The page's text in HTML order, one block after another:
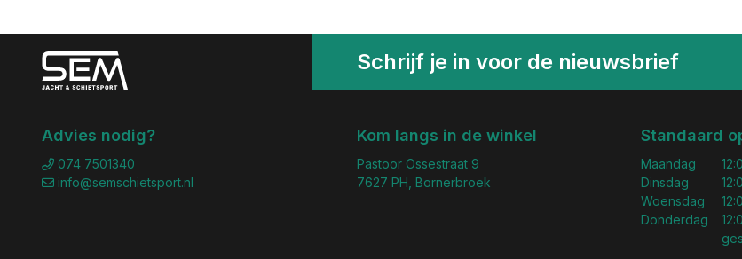
Schrijf je in voor de nieuwsbrief
Advies nodig?
074 7501340
info@semschietsport.nl
Kom langs in de winkel
Pastoor Ossestraat 9
7627 PH, Bornerbroek
Standaard
Maandag
Dinsdag
Woensdag
Donderdag